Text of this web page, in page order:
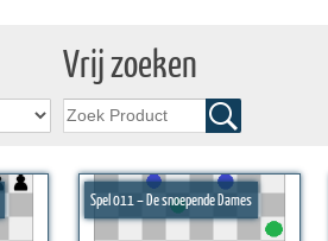
Vrij zoeken
Spel 011 – De snoepende Dames